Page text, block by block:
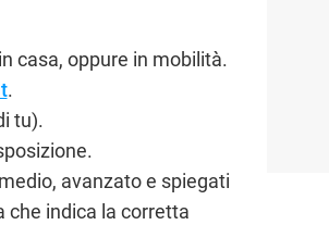
casa, oppure in mobilità.
.
tu).
avanzato e spiegati
che indica la corretta